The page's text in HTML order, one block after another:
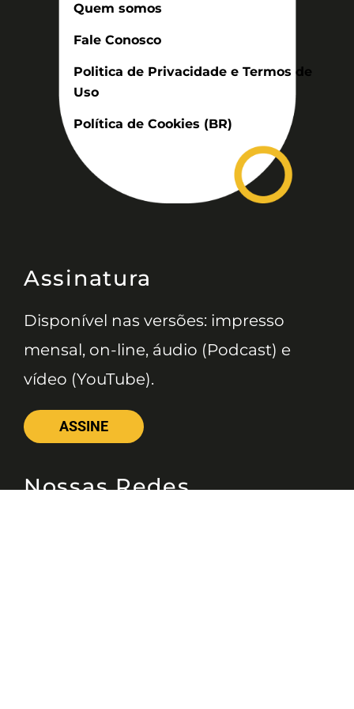
Quem somos
Fale Conosco
Politica de Privacidade e Termos de
Uso
Política de Cookies (BR)
Assinatura
Disponível nas versões: impresso
mensal, on-line, áudio (Podcast) e
vídeo (YouTube).
ASSINE
Nossas Redes